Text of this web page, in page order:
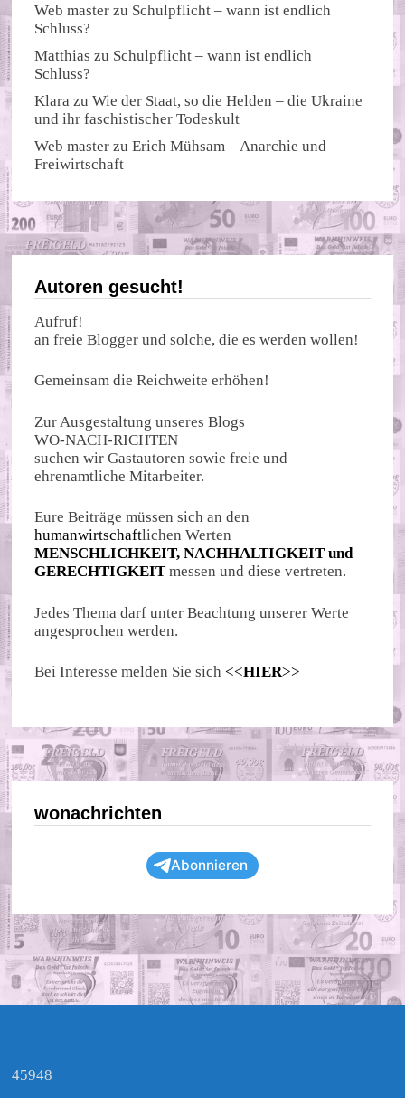
Web master zu Schulpflicht – wann ist endlich
Schluss?
Matthias zu Schulpflicht – wann ist endlich
Schluss?
Klara zuWie der Staat, so die Helden – die Ukraine
und ihr faschistischer Todeskult
Web master zuErich Mühsam – Anarchie und
Freiwirtschaft
Autoren gesucht!
Aufruf!
an freie Blogger und solche, die es werden wollen!
Gemeinsam die Reichweite erhöhen!
Zur Ausgestaltung unseres Blogs
WO-NACH-RICHTEN
suchen wir Gastautoren sowie freie und
ehrenamtliche Mitarbeiter.
Eure Beiträge müssen sich an den
humanwirtschaftlichen Werten
MENSCHLICHKEIT, NACHHALTIGKEIT und
GERECHTIGKEIT messen und diese vertreten.
Jedes Thema darf unter Beachtung unserer Werte
angesprochen werden.
Bei Interesse melden Sie sich <<HIER>>
wonachrichten
Abonnieren
45948